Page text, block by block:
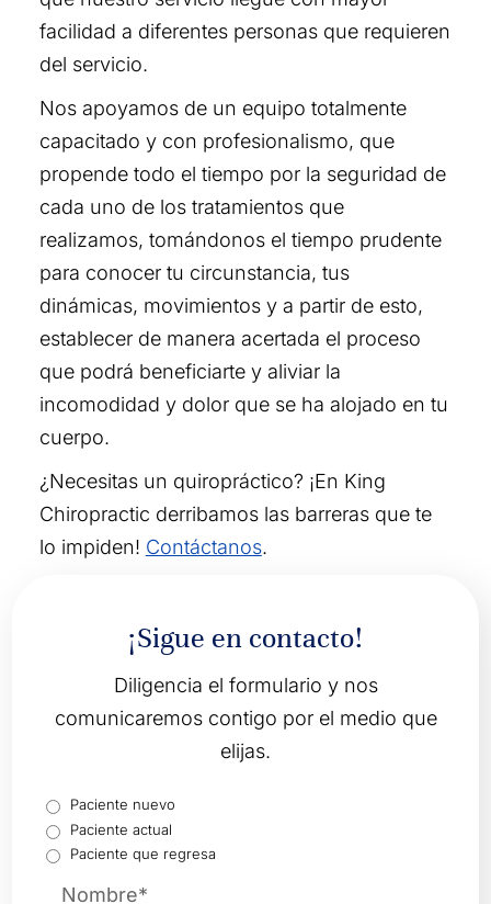
facilidad a diferentes personas que requieren
del servicio.
Nos apoyamos de un equipo totalmente
capacitado y con profesionalismo, que
propende todo el tiempo por la seguridad de
cada uno de los tratamientos que
realizamos, tomándonos el tiempo prudente
para conocer tu circunstancia, tus
dinámicas, movimientos y a partir de esto,
establecer de manera acertada el proceso
que podrá beneficiarte y aliviar la
incomodidad y dolor que se ha alojado en tu
cuerpo.
¿Necesitas un quiropráctico? ¡En King
Chiropractic derribamos las barreras que te
lo impiden! Contáctanos.
¡Sigue en contacto!
Diligencia el formulario y nos
comunicaremos contigo por el medio que
elijas.
TypeClient *
Paciente nuevo
Paciente actual
Paciente que regresa
Name *